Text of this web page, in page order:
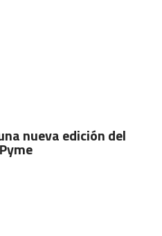
nueva edición del